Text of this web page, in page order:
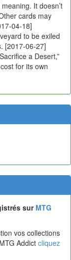
It doesn’t
cards may
04-18]
to be exiled
[2017-06-27]
a Desert,”
for its own
sur MTG
vos collections
Addict cliquez